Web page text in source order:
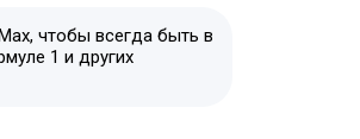
чтобы всегда быть в
1 и других